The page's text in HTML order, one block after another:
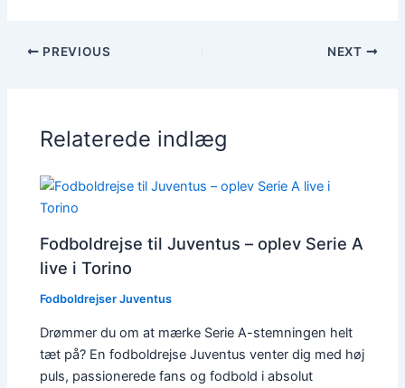
PREVIOUS NEXT
Relaterede indlæg
Fodboldrejse til Juventus – oplev Serie A
live i Torino
Fodboldrejser Juventus
Drømmer du om at mærke Serie A-stemningen helt
tæt på? En fodboldrejse Juventus venter dig med høj
puls, passionerede fans og fodbold i absolut